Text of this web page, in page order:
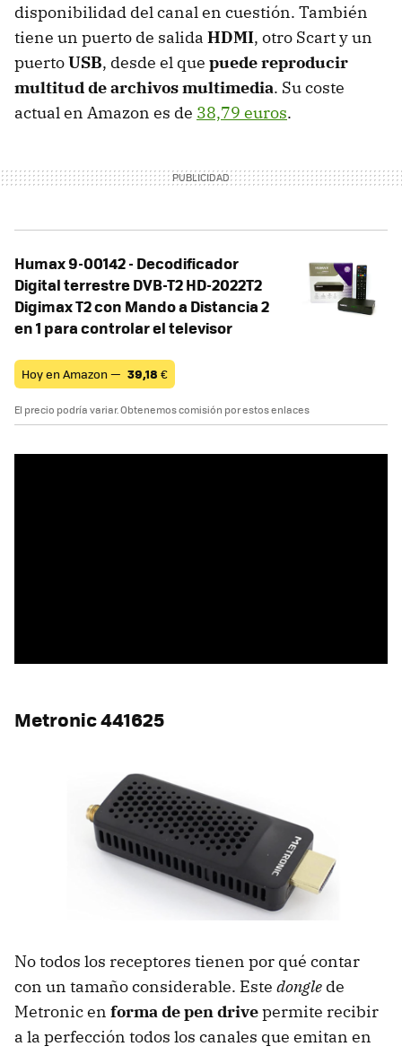
disponibilidad del canal en cuestión. También
tiene un puerto de salida HDMI, otro Scart y un
puertoUSB, desde el que puede reproducir
multitud de archivos multimedia. Su coste
actual en Amazon es de 38,79 euros.
Humax 9-00142 - Decodificador
Digital terrestre DVB-T2 HD-2022T2
Digimax T2 con Mando a Distancia 2
en 1 para controlar el televisor
Hoy en Amazon — 39,18 €
El precio podría variar. Obtenemos comisión por estos enlaces
Metronic 441625
No todos los receptores tienen por qué contar
con un tamaño considerable. Este dongle de
Metronic en forma de pen drivepermite recibir
a la perfección todos los canales que emitan en